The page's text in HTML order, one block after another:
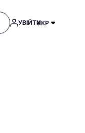
УВІЙТИУКР